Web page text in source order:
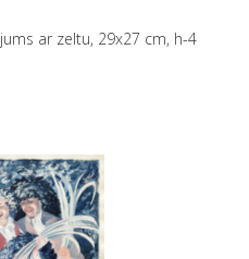
ar zeltu, 29x27 cm, h-4